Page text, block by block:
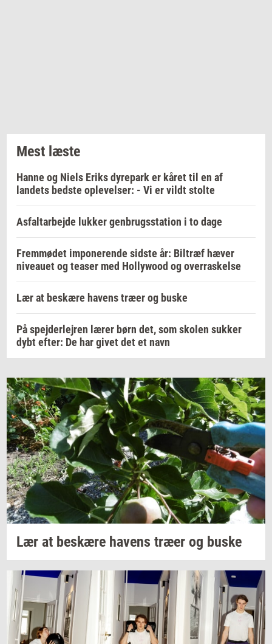
Mest læste
Hanne og Niels Eriks dyrepark er kåret til en af
landets bedste oplevelser: - Vi er vildt stolte
Asfaltarbejde lukker genbrugsstation i to dage
Fremmødet imponerende sidste år: Biltræf hæver
niveauet og teaser med Hollywood og overraskelse
Lær at beskære havens træer og buske
På spejderlejren lærer børn det, som skolen sukker
dybt efter: De har givet det et navn
Lær at be­skæ­re ha­vens træer og buske